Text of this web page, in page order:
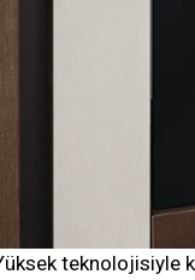
teknolojisiyle